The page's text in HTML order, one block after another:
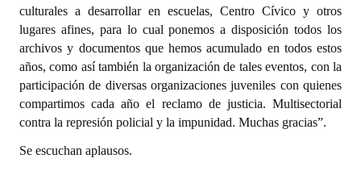
culturales a desarrollar en escuelas, Centro Cívico y otros
lugares afines, para lo cual ponemos a disposición todos los
archivos y documentos que hemos acumulado en todos estos
años, como así también la organización de tales eventos, con la
participación de diversas organizaciones juveniles con quienes
compartimos cada año el reclamo de justicia. Multisectorial
contra la represión policial y la impunidad. Muchas gracias”.
Se escuchan aplausos.